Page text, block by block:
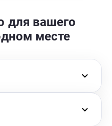
для вашего
месте